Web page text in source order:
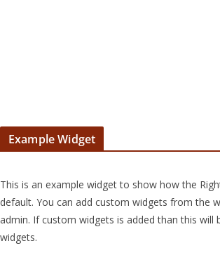
Example Widget
This is an example widget to show how the
default. You can add custom widgets from the
admin. If custom widgets is added than this will
widgets.